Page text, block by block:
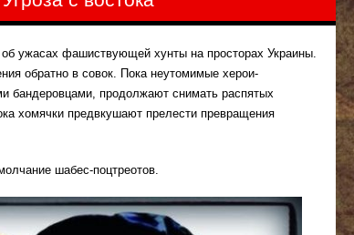
ужасах фашиствующей хунты на просторах Украины.
обратно в совок. Пока неутомимые херои-
бандеровцами, продолжают снимать распятых
хомячки предвкушают прелести превращения
шабес-поцтреотов.